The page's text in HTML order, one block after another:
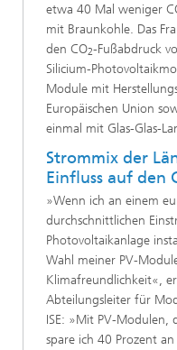
etwa 40 Mal weniger
mit Braunkohle. Das
den CO2-Fußabdruck
Silicium-
Module mit
Europäischen Union
einmal mit Glas-Glas-
Strommix der
Einfluss auf den
»Wenn ich an einem
durchschnittlichen
Photovoltaikanlage
Wahl meiner PV-
Klimafreundlichkeit«,
Abteilungsleiter für
ISE: »Mit PV-Modulen,
spare ich 40 Prozent an